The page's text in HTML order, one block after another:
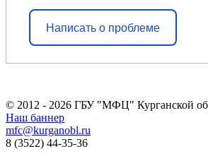
Написать о проблеме
© 2012 - 2026 ГБУ "МФЦ" Курганской
Наш баннер
mfc@kurganobl.ru
8 (3522) 44-35-36